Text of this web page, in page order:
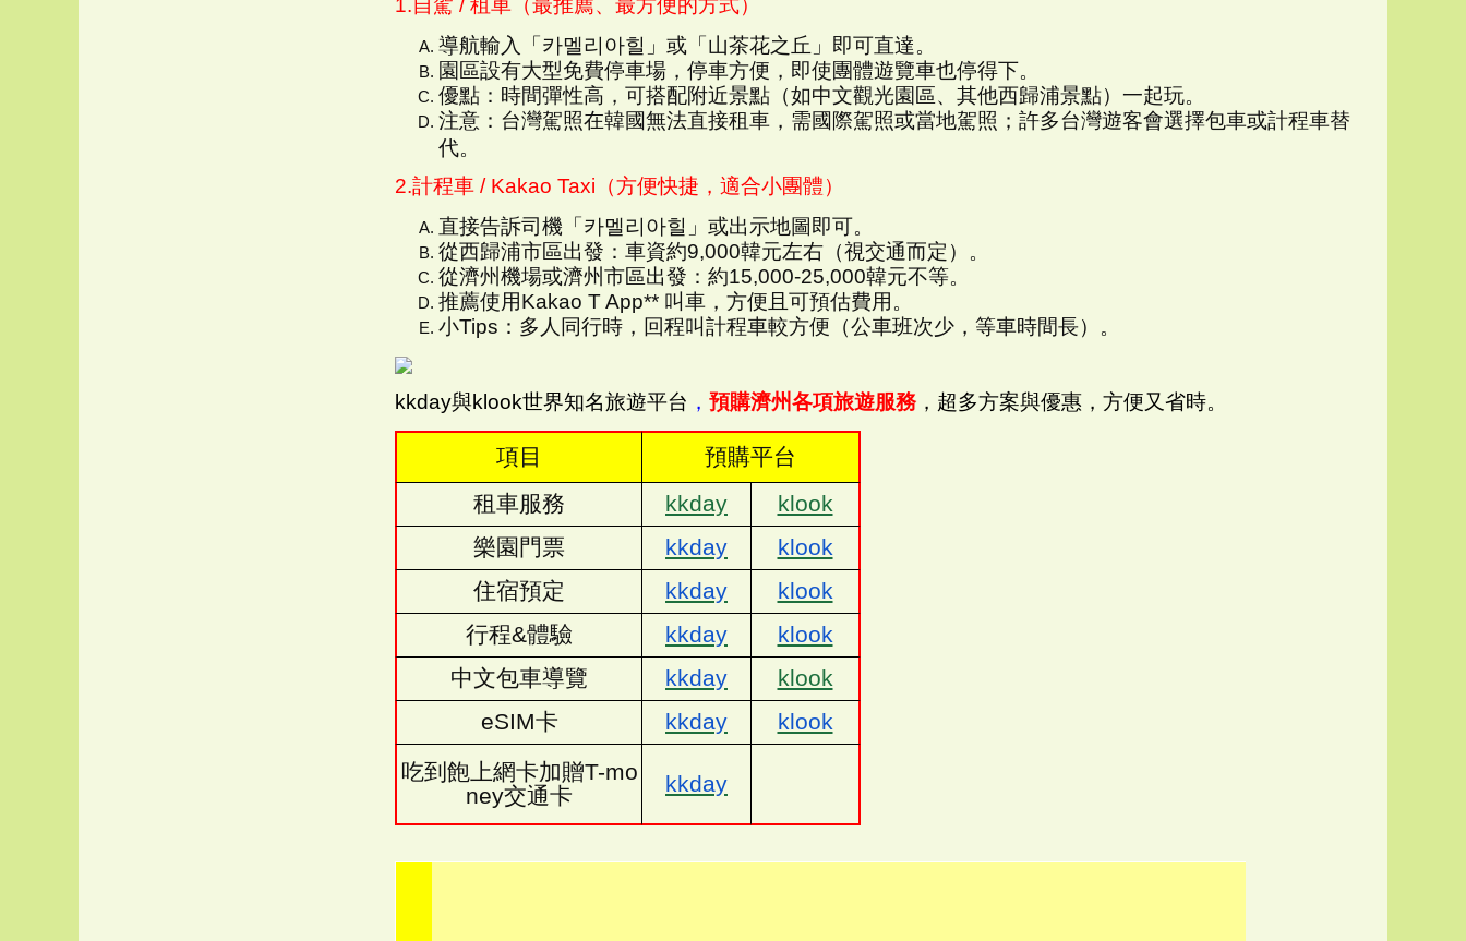
導航輸入「카멜리아힐」或「山茶花之丘」即可直達。
園區設有大型免費停車場，停車方便，即使團體遊覽車也停得下。
優點：時間彈性高，可搭配附近景點（如中文觀光園區、其他西歸浦景點）一起玩。
注意：台灣駕照在韓國無法直接租車，需國際駕照或當地駕照；許多台灣遊客會選擇包車或計程車替
代。
2.計程車 / Kakao Taxi（方便快捷，適合小團體）
直接告訴司機「카멜리아힐」或出示地圖即可。
從西歸浦市區出發：車資約9,000韓元左右（視交通而定）。
從濟州機場或濟州市區出發：約15,000-25,000韓元不等。
推薦使用Kakao T App** 叫車，方便且可預估費用。
小Tips：多人同行時，回程叫計程車較方便（公車班次少，等車時間長）。
kkday與klook世界知名旅遊平台 ， 預購濟州各項旅遊服務 ，超多方案與優惠，方便又省時。
項目
預購平台
租車服務
kkday
klook
樂園門票
kkday
klook
住宿預定
kkday
klook
行程&體驗
kkday
klook
中文包車導覽
kkday
klook
eSIM卡
kkday
klook
吃到飽上網卡加贈T-mo
ney交通卡
kkday